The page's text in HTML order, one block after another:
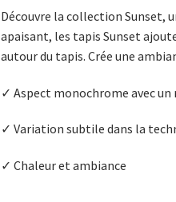
Découvre la collection Sunset,
apaisant, les tapis Sunset
autour du tapis. Crée une
✓ Aspect monochrome avec
✓ Variation subtile dans la
✓ Chaleur et ambiance